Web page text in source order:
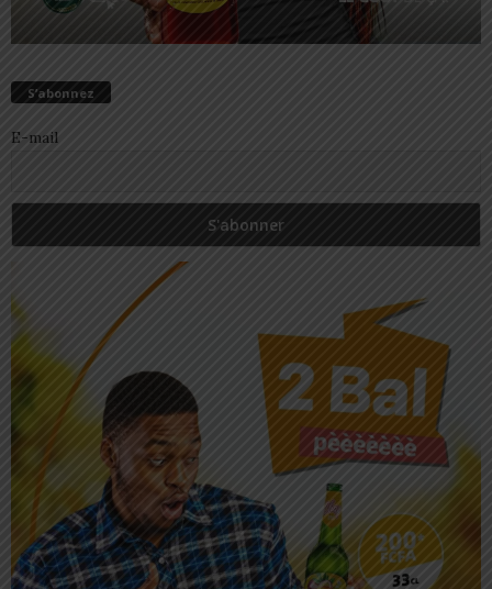
S’abonnez
E-mail